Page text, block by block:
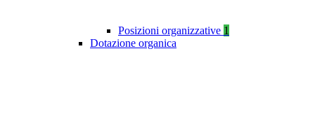
Posizioni organizzative 1
Dotazione organica